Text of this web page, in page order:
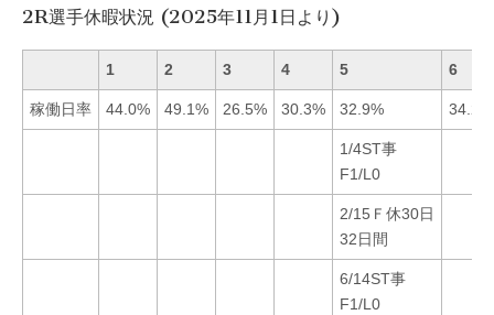
2R選手休暇状況 (2025年11月1日より)
1 2 3 4 5 6
稼働日率 44.0% 49.1% 26.5% 30.3% 32.9% 34.2%
1/4ST事
F1/L0
2/15Ｆ休30日
32日間
6/14ST事
F1/L0